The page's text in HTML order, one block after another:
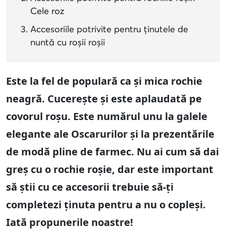
Cele roz
Accesoriile potrivite pentru ținutele de
nuntă cu roșii roșii
Este la fel de populară ca și mica rochie
neagră. Cucerește și este aplaudată pe
covorul roșu. Este numărul unu la galele
elegante ale Oscarurilor și la prezentările
de modă pline de farmec. Nu ai cum să dai
greș cu o rochie roșie, dar este important
să știi cu ce accesorii trebuie să-ți
completezi ținuta pentru a nu o copleși.
Iată propunerile noastre!